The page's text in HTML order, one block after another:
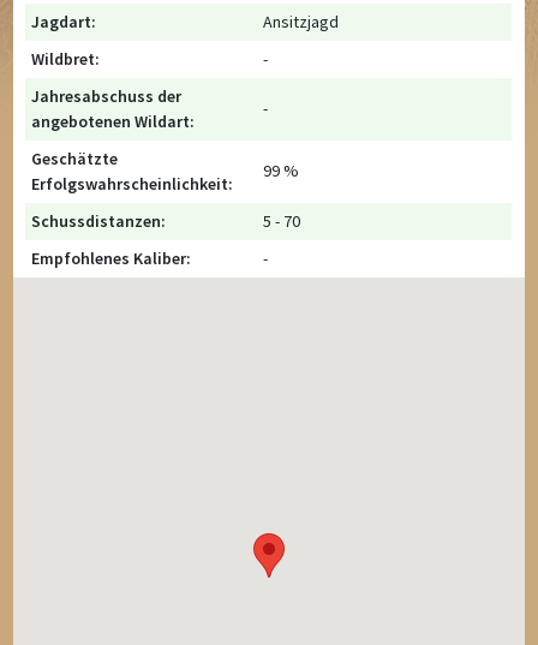
Jagdart:
Ansitzjagd
Wildbret:
-
Jahresabschuss der
angebotenen Wildart:
-
Geschätzte
Erfolgswahrscheinlichkeit:
99 %
Schussdistanzen:
5 - 70
Empfohlenes Kaliber:
-